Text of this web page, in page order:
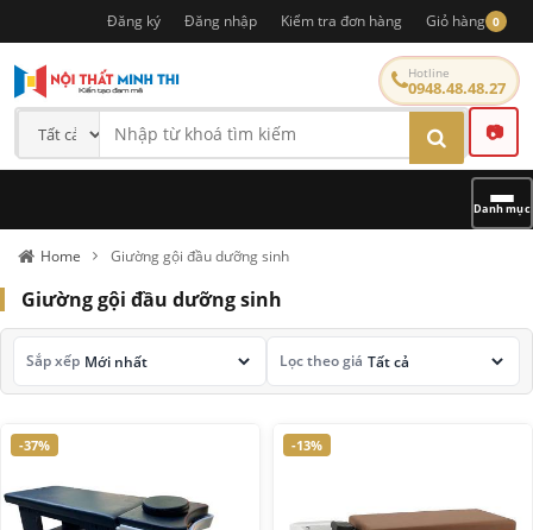
Đăng ký Đăng nhập Kiểm tra đơn hàng Giỏ hàng 0
📷
Hotline
0948.48.48.27
Danh mục
Home Giường gội đầu dưỡng sinh
Giường gội đầu dưỡng sinh
Sắp xếp Lọc theo giá
-37% -13%